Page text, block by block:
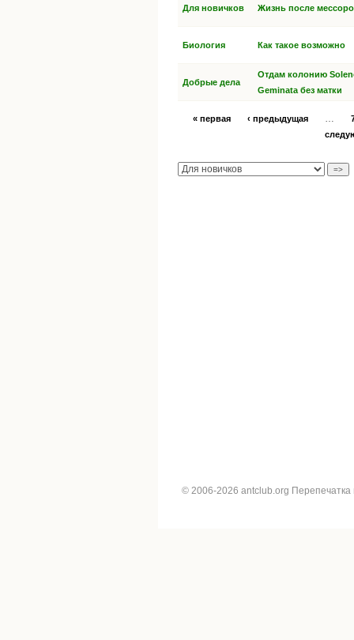
Для новичков Жизнь после
Биология Как такое возможно
Добрые дела
Отдам колонию
Geminata без матки
« первая ‹ предыдущая …
© 2006-2026 antclub.org Перепечатка